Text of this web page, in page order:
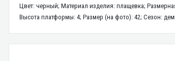
Цвет: черный; Материал изделия: плащевка;
Высота платформы: 4; Размер (на фото): 42; Сезон: